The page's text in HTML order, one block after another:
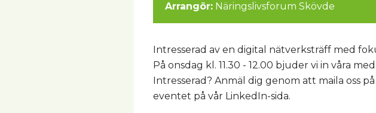
Arrangör: Näringslivsforum Skövde
Intresserad av en digital nätverksträff med
På onsdag kl. 11.30 - 12.00 bjuder vi in våra
Intresserad? Anmäl dig genom att maila oss på
eventet på vår LinkedIn-sida.